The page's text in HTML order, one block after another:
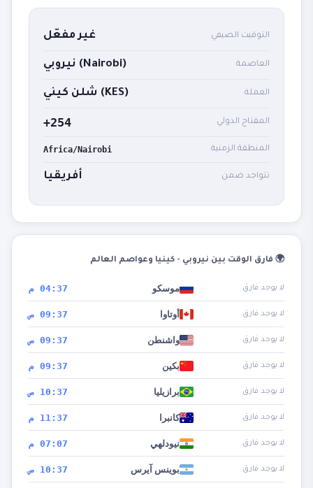
التوقيت الصيفي غير مفعّل
العاصمة نيروبي (Nairobi)
العملة شلن كيني (KES)
المفتاح الدولي +254
المنطقة الزمنية Africa/Nairobi
تتواجد ضمن أفريقيا
🌍 فارق الوقت بين نيروبي - كينيا وعواصم العالم
لا يوجد فارق موسكو 04:37 م
لا يوجد فارق أوتاوا 09:37 ص
لا يوجد فارق واشنطن 09:37 ص
لا يوجد فارق بكين 09:37 م
لا يوجد فارق برازيليا 10:37 ص
لا يوجد فارق كانبرا 11:37 م
لا يوجد فارق نيودلهي 07:07 م
لا يوجد فارق بوينس آيرس 10:37 ص